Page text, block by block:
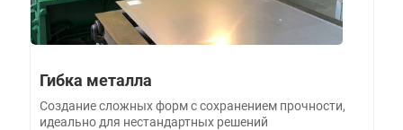
Гибка металла
Создание сложных форм с сохранением прочности,
идеально для нестандартных решений